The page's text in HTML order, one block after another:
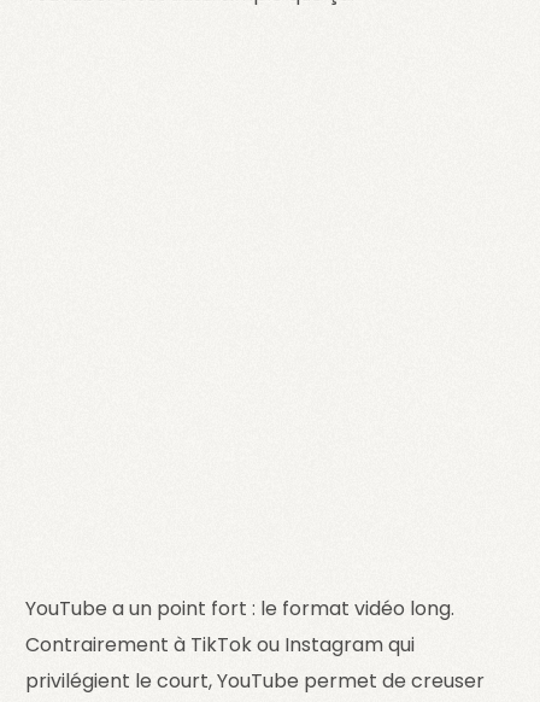
YouTube a un point fort : le format vidéo long.
Contrairement à TikTok ou Instagram qui
privilégient le court, YouTube permet de creuser